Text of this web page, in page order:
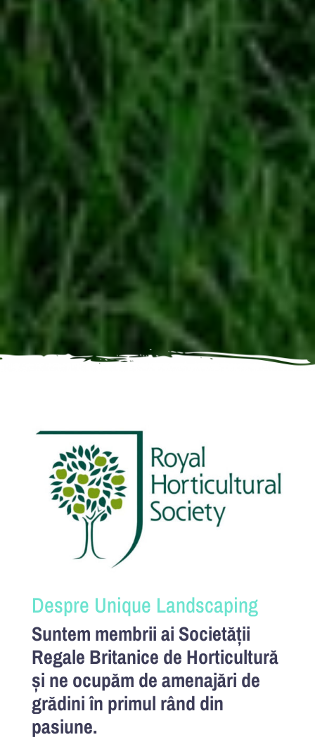
Despre Unique Landscaping
Suntem membrii ai Societății
Regale Britanice de Horticultură
și ne ocupăm de amenajări de
grădini în primul rând din
pasiune.